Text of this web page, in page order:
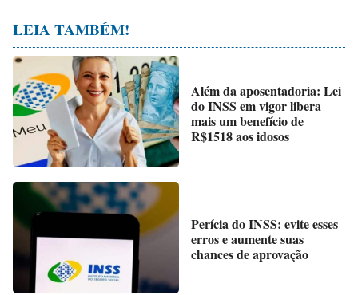
LEIA TAMBÉM!
Além da aposentadoria: Lei
do INSS em vigor libera
mais um benefício de
R$1518 aos idosos
Perícia do INSS: evite esses
erros e aumente suas
chances de aprovação